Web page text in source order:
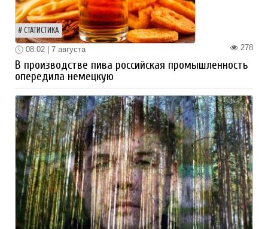
СТАТИСТИКА
278
08:02 | 7 августа
В производстве пива российская промышленность
опередила немецкую